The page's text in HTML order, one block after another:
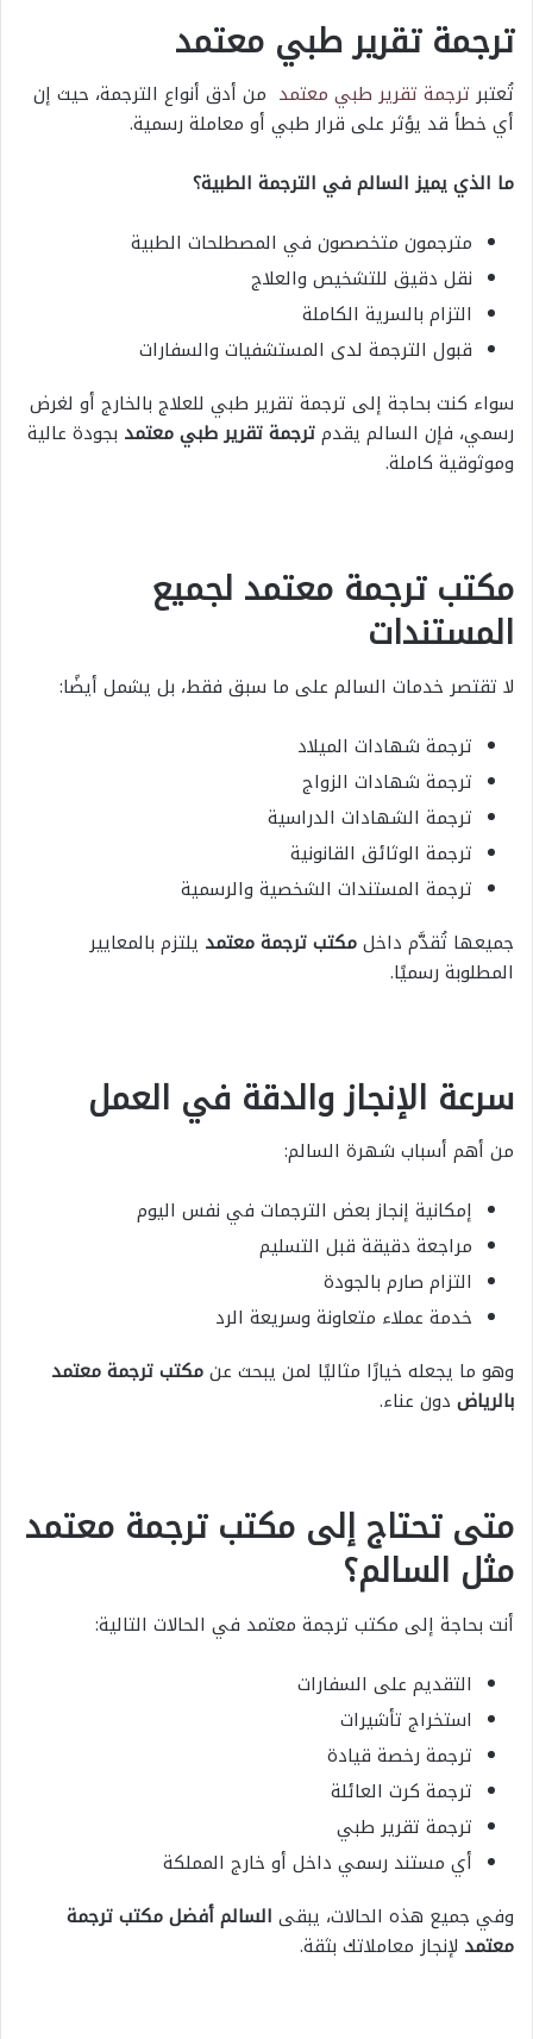
ترجمة تقرير طبي معتمد
تُعتبر ترجمة تقرير طبي معتمد من أدق أنواع الترجمة، حيث إن
أي خطأ قد يؤثر على قرار طبي أو معاملة رسمية.
ما الذي يميز السالم في الترجمة الطبية؟
مترجمون متخصصون في المصطلحات الطبية
نقل دقيق للتشخيص والعلاج
التزام بالسرية الكاملة
قبول الترجمة لدى المستشفيات والسفارات
سواء كنت بحاجة إلى ترجمة تقرير طبي للعلاج بالخارج أو لغرض
رسمي، فإن السالم يقدمترجمة تقرير طبي معتمد بجودة عالية
وموثوقية كاملة.
مكتب ترجمة معتمد لجميع
المستندات
لا تقتصر خدمات السالم على ما سبق فقط، بل يشمل أيضًا:
ترجمة شهادات الميلاد
ترجمة شهادات الزواج
ترجمة الشهادات الدراسية
ترجمة الوثائق القانونية
ترجمة المستندات الشخصية والرسمية
جميعها تُقدَّم داخلمكتب ترجمة معتمد يلتزم بالمعايير
المطلوبة رسميًا.
سرعة الإنجاز والدقة في العمل
من أهم أسباب شهرة السالم:
إمكانية إنجاز بعض الترجمات في نفس اليوم
مراجعة دقيقة قبل التسليم
التزام صارم بالجودة
خدمة عملاء متعاونة وسريعة الرد
وهو ما يجعله خيارًا مثاليًا لمن يبحث عنمكتب ترجمة معتمد
بالرياض دون عناء.
متى تحتاج إلى مكتب ترجمة معتمد
مثل السالم؟
أنت بحاجة إلى مكتب ترجمة معتمد في الحالات التالية:
التقديم على السفارات
استخراج تأشيرات
ترجمة رخصة قيادة
ترجمة كرت العائلة
ترجمة تقرير طبي
أي مستند رسمي داخل أو خارج المملكة
وفي جميع هذه الحالات، يبقى السالم أفضل مكتب ترجمة
معتمد لإنجاز معاملاتك بثقة.